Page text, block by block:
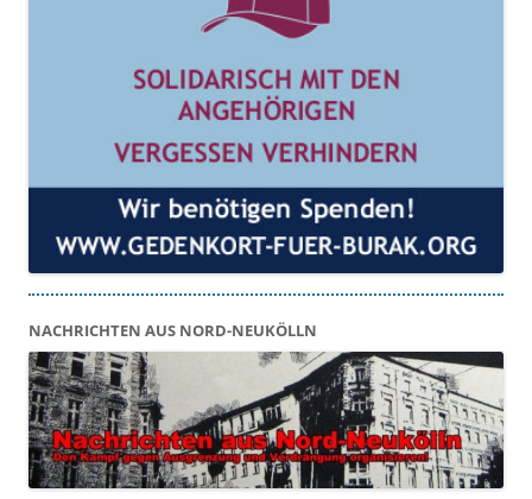
NACHRICHTEN AUS NORD-NEUKÖLLN